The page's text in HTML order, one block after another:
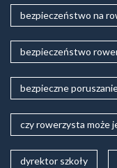
bezpieczeństwo na
bezpieczeństwo
bezpieczne
czy rowerzysta może
dyrektor szkoły